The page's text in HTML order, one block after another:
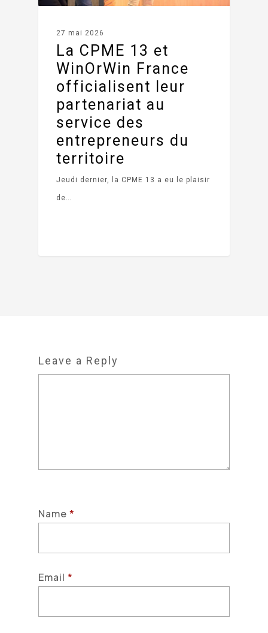
27 mai 2026
La CPME 13 et
WinOrWin France
officialisent leur
partenariat au
service des
entrepreneurs du
territoire
Jeudi dernier, la CPME 13 a eu le plaisir
de…
Leave a Reply
Name *
Email *